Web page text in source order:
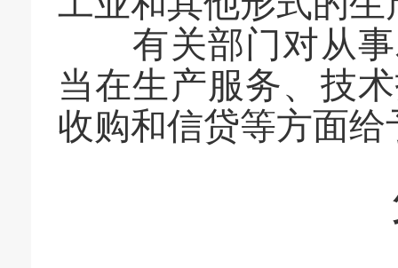
有关部门对从事
当在生产服务、技
收购和信贷等方面给